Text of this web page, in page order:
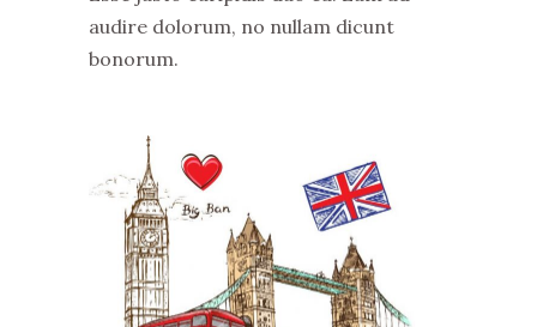
audire dolorum, no nullam dicunt
bonorum.